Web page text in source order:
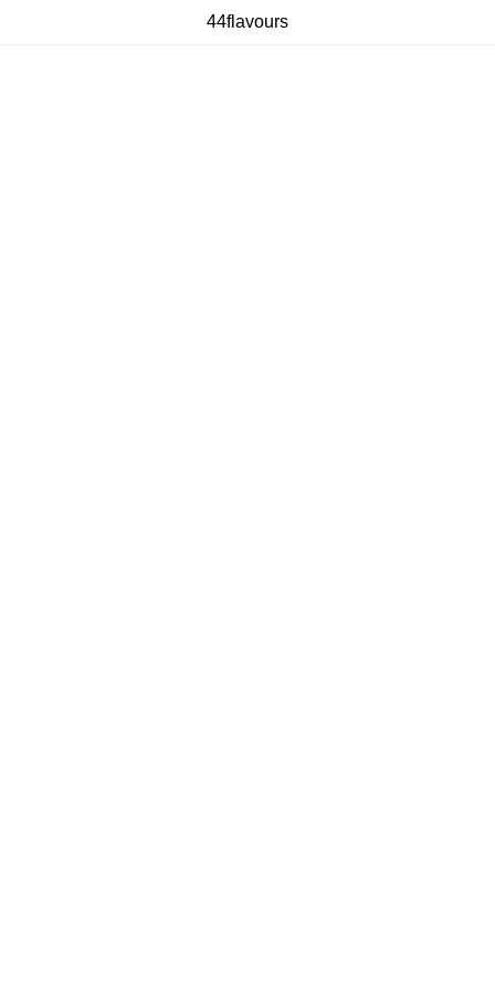
44flavours